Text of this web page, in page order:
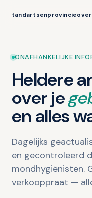
ONAFHANKELIJKE
Heldere
over je
en alles
Dagelijks
en gecontroleerd
mondhygiënisten.
verkooppraat —